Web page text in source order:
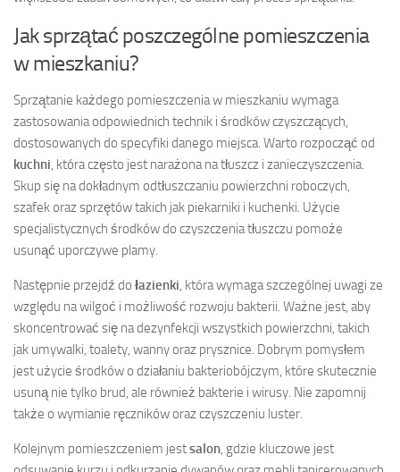
Jak sprzątać poszczególne pomieszczenia
w mieszkaniu?
Sprzątanie każdego pomieszczenia w mieszkaniu wymaga
zastosowania odpowiednich technik i środków czyszczących,
dostosowanych do specyfiki danego miejsca. Warto rozpocząć od
kuchni, która często jest narażona na tłuszcz i zanieczyszczenia.
Skup się na dokładnym odtłuszczaniu powierzchni roboczych,
szafek oraz sprzętów takich jak piekarniki i kuchenki. Użycie
specjalistycznych środków do czyszczenia tłuszczu pomoże
usunąć uporczywe plamy.
Następnie przejdź do łazienki, która wymaga szczególnej uwagi ze
względu na wilgoć i możliwość rozwoju bakterii. Ważne jest, aby
skoncentrować się na dezynfekcji wszystkich powierzchni, takich
jak umywalki, toalety, wanny oraz prysznice. Dobrym pomysłem
jest użycie środków o działaniu bakteriobójczym, które skutecznie
usuną nie tylko brud, ale również bakterie i wirusy. Nie zapomnij
także o wymianie ręczników oraz czyszczeniu luster.
Kolejnym pomieszczeniem jestsalon, gdzie kluczowe jest